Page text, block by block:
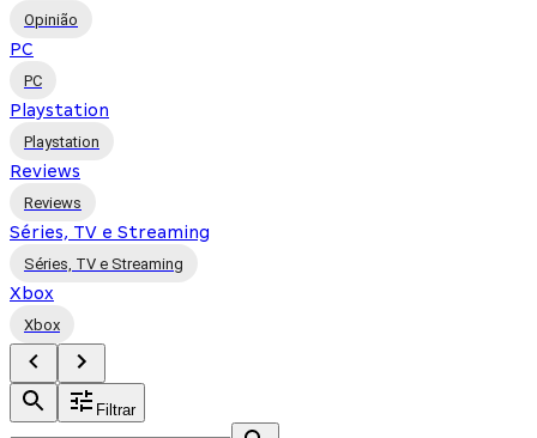
Opinião
PC
PC
Playstation
Playstation
Reviews
Reviews
Séries, TV e Streaming
Séries, TV e Streaming
Xbox
Xbox
Filtrar